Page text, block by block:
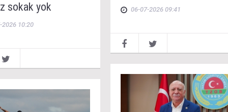
sokak yok
2026 10:20
06-07-2026 09:41